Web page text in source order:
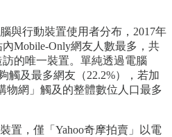
與行動裝置使用者分布，2017年
Mobile-Only網友人數最多，共
的唯一裝置。單純透過電腦
觸及最多網友（22.2%），若加
物網」觸及的整體數位人口最多
置，僅「Yahoo奇摩拍賣」以電